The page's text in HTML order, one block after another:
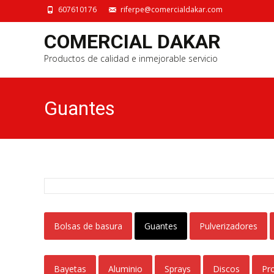
607610176 riferpe@comercialdakar.com
COMERCIAL DAKAR
Productos de calidad e inmejorable servicio
Guantes
Bolsas de basura Guantes Pulverizadores
Bayetas Aluminio Sprays Discos